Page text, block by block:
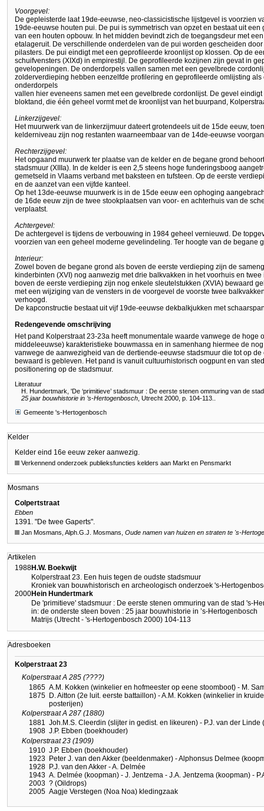
Voorgevel:
De gepleisterde laat 19de-eeuwse, neo-classicistische lijstgevel is voorzien
19de-eeuwse houten pui. De pui is symmetrisch van opzet en bestaat uit
van een houten opbouw. In het midden bevindt zich de toegangsdeur met
etalageruit. De verschillende onderdelen van de pui worden gescheiden
pilasters. De pui eindigt met een geprofileerde kroonlijst op klossen. Op de
schuifvensters (XIXd) in empirestijl. De geprofileerde kozijnen zijn gevat in
gevelopeningen. De onderdorpels vallen samen met een gevelbrede
zolderverdieping hebben eenzelfde profilering en geprofileerde omlijsting
onderdorpels
vallen hier eveneens samen met een gevelbrede cordonlijst. De gevel
bloktand, die één geheel vormt met de kroonlijst van het buurpand,
Linkerzijgevel:
Het muurwerk van de linkerzijmuur dateert grotendeels uit de 15de eeuw,
kelderniveau zijn nog restanten waarneembaar van de 14de-eeuwse
Rechterzijgevel:
Het opgaand muurwerk ter plaatse van de kelder en de begane grond
stadsmuur (XIIIa). In de kelder is een 2,5 steens hoge funderingsboog
gemetseld in Vlaams verband met baksteen en tufsteen. Op de eerste
en de aanzet van een vijfde kanteel.
Op het 13de-eeuwse muurwerk is in de 15de eeuw een ophoging
de 16de eeuw zijn de twee stookplaatsen van voor- en achterhuis van de
verplaatst.
Achtergevel:
De achtergevel is tijdens de verbouwing in 1984 geheel vernieuwd. De
voorzien van een geheel moderne gevelindeling. Ter hoogte van de begane
Interieur:
Zowel boven de begane grond als boven de eerste verdieping zijn de
kinderbinten (XVI) nog aanwezig met drie balkvakken in het voorhuis en
boven de eerste verdieping zijn nog enkele sleutelstukken (XVIA) bewaard
met een wijziging van de vensters in de voorgevel de voorste twee
verhoogd.
De kapconstructie bestaat uit vijf 19de-eeuwse dekbalkjukken met
Redengevende omschrijving
Het pand Kolperstraat 23-23a heeft monumentale waarde vanwege de hoge
middeleeuwse) karakteristieke bouwmassa en in samenhang hiermee de
vanwege de aanwezigheid van de dertiende-eeuwse stadsmuur die tot op
bewaard is gebleven. Het pand is vanuit cultuurhistorisch oogpunt en van
positionering op de stadsmuur.
Literatuur
H. Hundertmark, 'De ‘primitieve’ stadsmuur : De eerste stenen ommuring van de
25 jaar bouwhistorie in ’s-Hertogenbosch , Utrecht 2000, p. 104-113..
Gemeente 's-Hertogenbosch
Kelder
Kelder eind 16e eeuw zeker aanwezig.
Verkennend onderzoek publieksfuncties kelders aan Markt en Pensmarkt
Mosmans
Colpertstraat
Ebben
1391. "De twee Gaperts".
Jan Mosmans, Alph.G.J. Mosmans, Oude namen van huizen en straten te 's-
Artikelen
1988H.W. Boekwijt
Kolperstraat 23. Een huis tegen de oudste stadsmuur
Kroniek van bouwhistorisch en archeologisch onderzoek 's-
2000Hein Hundertmark
De 'primitieve' stadsmuur : De eerste stenen ommuring van de stad 's-
in: de onderste steen boven : 25 jaar bouwhistorie in ’s-Hertogenbosch
Matrijs (Utrecht - 's-Hertogenbosch 2000) 104-113
Adresboeken
Kolperstraat 23
Kolperstraat A 285 (????)
1865 A.M. Kokken (winkelier en hofmeester op eene stoomboot) - M.
1875 D. Aitton (2e luit. eerste battaillon) - A.M. Kokken (winkelier in
posterijen)
Kolperstraat A 287 (1880)
1881 Joh.M.S. Cleerdin (slijter in gedist. en likeuren) - P.J. van der Linde
1908 J.P. Ebben (boekhouder)
Kolperstraat 23 (1909)
1910 J.P. Ebben (boekhouder)
1923 Peter J. van den Akker (beeldenmaker) - Alphonsus Delmee
1928 P.J. van den Akker - A. Delmée
1943 A. Delmée (koopman) - J. Jentzema - J.A. Jentzema (koopman) -
2003 ? (Oildrops)
2005 Aagje Verstegen (Noa Noa) kledingzaak